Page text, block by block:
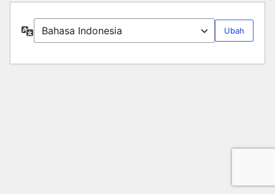
Bahasa